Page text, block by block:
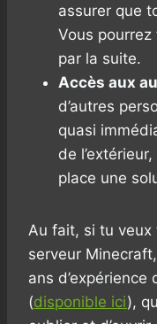
assurer que
Vous pourrez
par la suite.
Accès aux
d’autres
quasi
de
place une
Au fait, si tu
serveur
ans
(disponible ici),